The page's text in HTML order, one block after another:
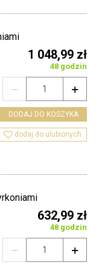
1 048,99 zł
48 godzin


DODAJ DO KOSZYKA
 dodaj do ulubionych
632,99 zł
48 godzin

